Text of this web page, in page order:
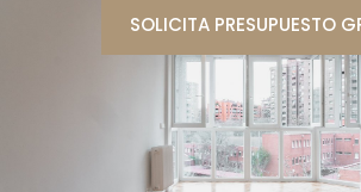
SOLICITA PRESUPUESTO